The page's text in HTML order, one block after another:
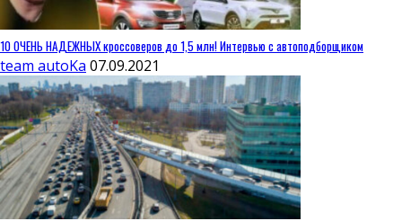
10 ОЧЕНЬ НАДЕЖНЫХ кроссоверов до 1,5 млн! Интервью с автоподборщиком
team autoKa 07.09.2021